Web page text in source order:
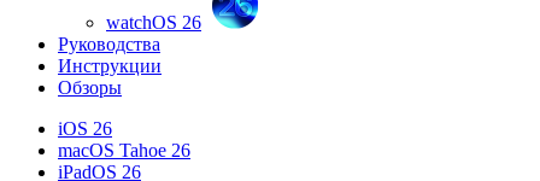
watchOS 26
Руководства
Инструкции
Обзоры
iOS 26
macOS Tahoe 26
iPadOS 26